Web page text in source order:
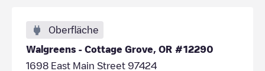
Oberfläche
Walgreens - Cottage Grove, OR #12290
1698 East Main Street 97424